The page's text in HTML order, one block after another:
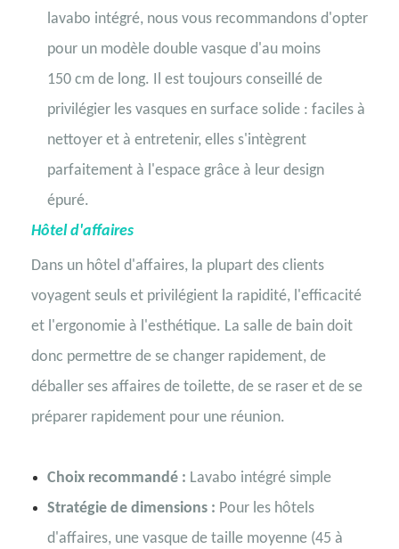
lavabo intégré, nous vous recommandons d'opter
pour un modèle double vasque d'au moins
150 cm de long. Il est toujours conseillé de
privilégier les vasques en surface solide : faciles à
nettoyer et à entretenir, elles s'intègrent
parfaitement à l'espace grâce à leur design
épuré.
Hôtel d'affaires
Dans un hôtel d'affaires, la plupart des clients
voyagent seuls et privilégient la rapidité, l'efficacité
et l'ergonomie à l'esthétique. La salle de bain doit
donc permettre de se changer rapidement, de
déballer ses affaires de toilette, de se raser et de se
préparer rapidement pour une réunion.
Choix recommandé : Lavabo intégré simple
Stratégie de dimensions : Pour les hôtels
d'affaires, une vasque de taille moyenne (45 à